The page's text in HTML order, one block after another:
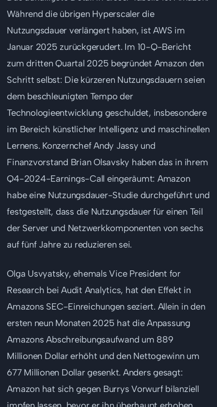
Während die übrigen Hyperscaler die
Nutzungsdauer verlängert haben, ist AWS im
Januar 2025 zurückgerudert. Im 10-Q-Bericht
zum dritten Quartal 2025 begründet Amazon den
Schritt selbst: Die kürzeren Nutzungsdauern seien
dem beschleunigten Tempo der
Technologieentwicklung geschuldet, insbesondere
im Bereich künstlicher Intelligenz und maschinellen
Lernens. Konzernchef Andy Jassy und
Finanzvorstand Brian Olsavsky haben das in ihrem
Q4-2024-Earnings-Call eingeräumt: Amazon
habe eine Nutzungsdauer-Studie durchgeführt und
festgestellt, dass die Nutzungsdauer für einen Teil
der Server und Netzwerkkomponenten von sechs
auf fünf Jahre zu reduzieren sei.
Olga Usvyatsky, ehemals Vice President for
Research bei Audit Analytics, hat den Effekt in
Amazons SEC-Einreichungen seziert. Allein in den
ersten neun Monaten 2025 hat die Anpassung
Amazons Abschreibungsaufwand um 889
Millionen Dollar erhöht und den Nettogewinn um
677 Millionen Dollar gesenkt. Anders gesagt:
Amazon hat sich gegen Burrys Vorwurf bilanziell